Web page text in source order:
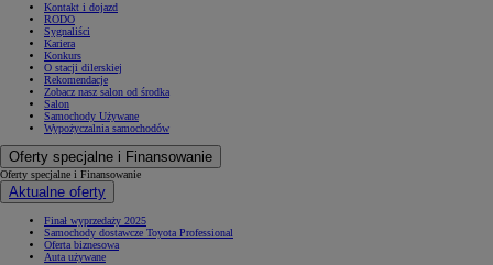
Kontakt i dojazd
RODO
Sygnaliści
Kariera
Konkurs
O stacji dilerskiej
Rekomendacje
Zobacz nasz salon od środka
Salon
Samochody Używane
Wypożyczalnia samochodów
Oferty specjalne i Finansowanie
Oferty specjalne i Finansowanie
Aktualne oferty
Finał wyprzedaży 2025
Samochody dostawcze Toyota Professional
Oferta biznesowa
Auta używane